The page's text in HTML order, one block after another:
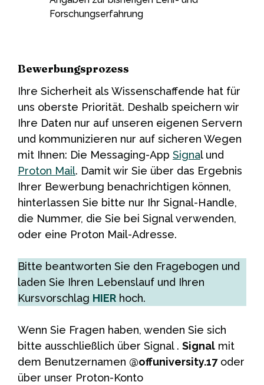
Forschungserfahrung
Bewerbungsprozess
Ihre Sicherheit als Wissenschaffende hat für
uns oberste Priorität. Deshalb speichern wir
Ihre Daten nur auf unseren eigenen Servern
und kommunizieren nur auf sicheren Wegen
mit Ihnen: Die Messaging-App Signal und
Proton Mail. Damit wir Sie über das Ergebnis
Ihrer Bewerbung benachrichtigen können,
hinterlassen Sie bitte nur Ihr Signal-Handle,
die Nummer, die Sie bei Signal verwenden,
oder eine Proton Mail-Adresse.
Bitte beantworten Sie den Fragebogen und
laden Sie Ihren Lebenslauf und Ihren
Kursvorschlag HIER hoch.
Wenn Sie Fragen haben, wenden Sie sich
bitte ausschließlich über Signal . Signal mit
dem Benutzernamen @offuniversity.17oder
über unser Proton-Konto